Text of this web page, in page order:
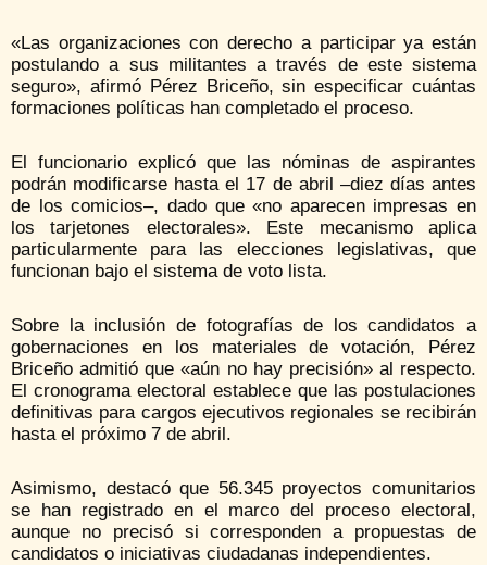
«Las organizaciones con derecho a participar ya están
postulando a sus militantes a través de este sistema
seguro», afirmó Pérez Briceño, sin especificar cuántas
formaciones políticas han completado el proceso.
El funcionario explicó que las nóminas de aspirantes
podrán modificarse hasta el 17 de abril –diez días antes
de los comicios–, dado que «no aparecen impresas en
los tarjetones electorales». Este mecanismo aplica
particularmente para las elecciones legislativas, que
funcionan bajo el sistema de voto lista.
Sobre la inclusión de fotografías de los candidatos a
gobernaciones en los materiales de votación, Pérez
Briceño admitió que «aún no hay precisión» al respecto.
El cronograma electoral establece que las postulaciones
definitivas para cargos ejecutivos regionales se recibirán
hasta el próximo 7 de abril.
Asimismo, destacó que 56.345 proyectos comunitarios
se han registrado en el marco del proceso electoral,
aunque no precisó si corresponden a propuestas de
candidatos o iniciativas ciudadanas independientes.